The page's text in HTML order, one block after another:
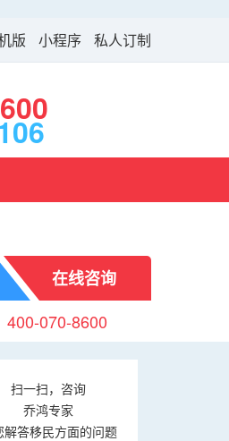
版 小程序 私人订制
在线咨询
400-070-8600
扫一扫，咨询
乔鸿专家
解答移民方面的问题